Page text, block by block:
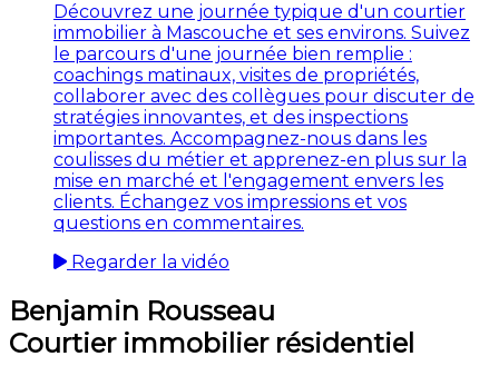
Découvrez une journée typique d'un courtier
immobilier à Mascouche et ses environs. Suivez
le parcours d'une journée bien remplie :
coachings matinaux, visites de propriétés,
collaborer avec des collègues pour discuter de
stratégies innovantes, et des inspections
importantes. Accompagnez-nous dans les
coulisses du métier et apprenez-en plus sur la
mise en marché et l'engagement envers les
clients. Échangez vos impressions et vos
questions en commentaires.
Regarder la vidéo
Benjamin Rousseau
Courtier immobilier résidentiel